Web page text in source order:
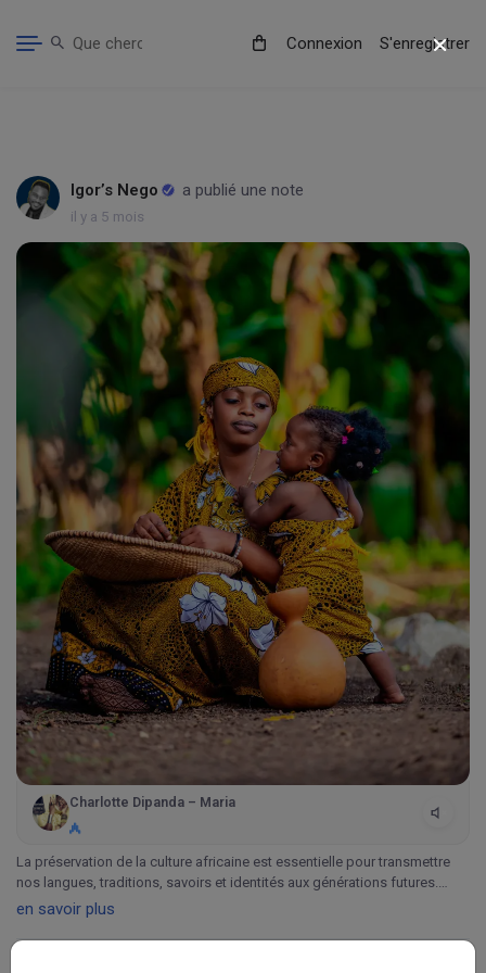
Connexion S'enregistrer
Igor’s Nego a publié une note
il y a 5 mois
Charlotte Dipanda – Maria
La préservation de la culture africaine est essentielle pour transmettre
nos langues, traditions, savoirs et identités aux générations futures.
Protéger ce patrimoine, c’est préserver notre histoire et inspirer l’Afrique
en savoir plus